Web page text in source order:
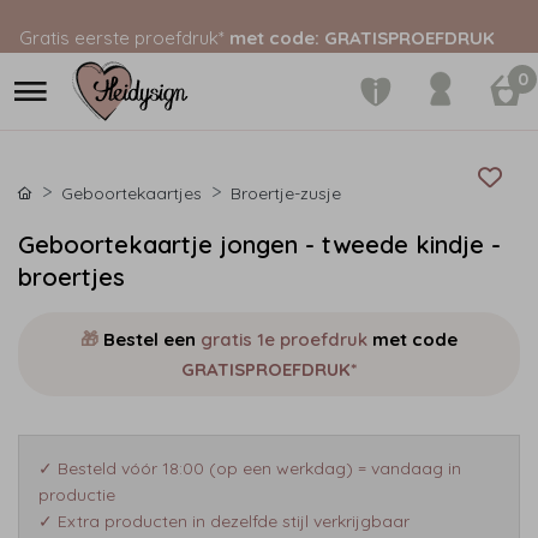
Gratis eerste proefdruk* met code: GRATISPROEFDRUK
0
Geboortekaartjes Broertje-zusje
Geboortekaartje jongen - tweede kindje -
broertjes
🎁 Bestel een gratis 1e proefdruk met code
GRATISPROEFDRUK*
✓ Besteld vóór 18:00 (op een werkdag) = vandaag in
productie
✓ Extra producten in dezelfde stijl verkrijgbaar